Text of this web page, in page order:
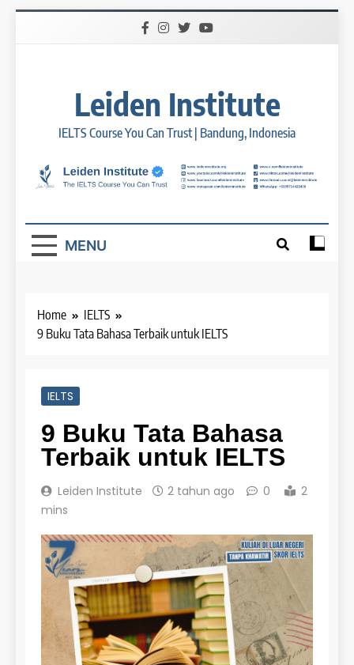
Leiden Institute
IELTS Course You Can Trust | Bandung, Indonesia
MENU
Home
IELTS
9 Buku Tata Bahasa Terbaik untuk IELTS
IELTS
9 Buku Tata Bahasa
Terbaik untuk IELTS
Leiden Institute 2 tahun ago 0
2
mins